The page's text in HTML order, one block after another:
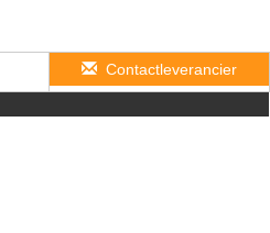
Contactleverancier
Stroomonderbreker voor Mariene